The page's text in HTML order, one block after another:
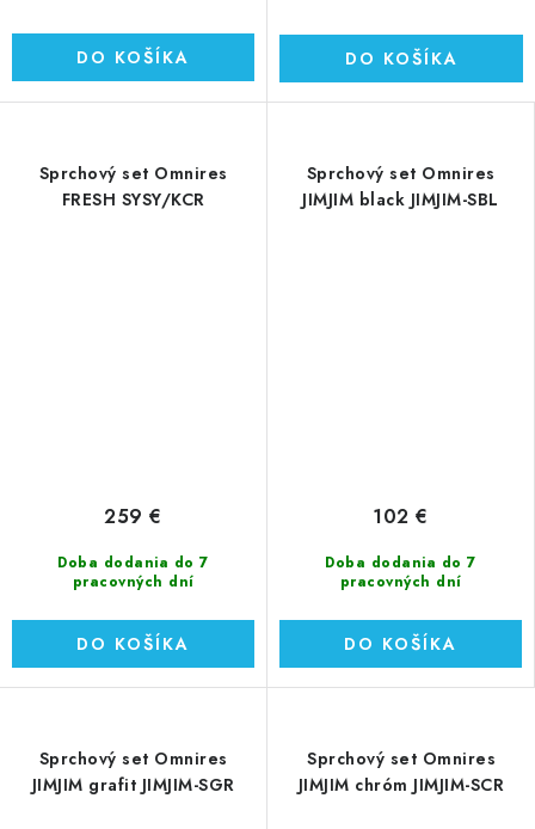
DO KOŠÍKA DO KOŠÍKA
Sprchový set Omnires
FRESH SYSY/KCR
Doba dodania do 7
pracovných dní
259 €
DO KOŠÍKA
Sprchový set Omnires
JIMJIM black JIMJIM-SBL
Doba dodania do 7
pracovných dní
102 €
DO KOŠÍKA
Sprchový set Omnires
JIMJIM grafit JIMJIM-SGR
Sprchový set Omnires
JIMJIM chróm JIMJIM-SCR